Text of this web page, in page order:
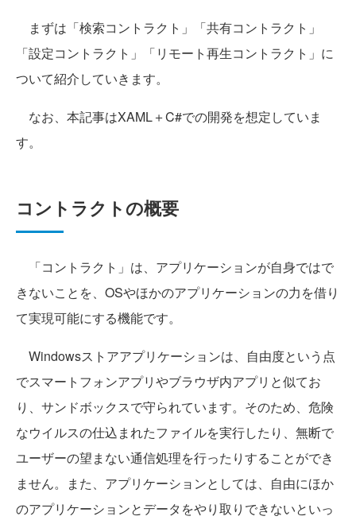
まずは「検索コントラクト」「共有コントラクト」
「設定コントラクト」「リモート再生コントラクト」に
ついて紹介していきます。
なお、本記事はXAML＋C#での開発を想定していま
す。
コントラクトの概要
「コントラクト」は、アプリケーションが自身ではで
きないことを、OSやほかのアプリケーションの力を借り
て実現可能にする機能です。
Windowsストアアプリケーションは、自由度という点
でスマートフォンアプリやブラウザ内アプリと似てお
り、サンドボックスで守られています。そのため、危険
なウイルスの仕込まれたファイルを実行したり、無断で
ユーザーの望まない通信処理を行ったりすることができ
ません。また、アプリケーションとしては、自由にほか
のアプリケーションとデータをやり取りできないといっ